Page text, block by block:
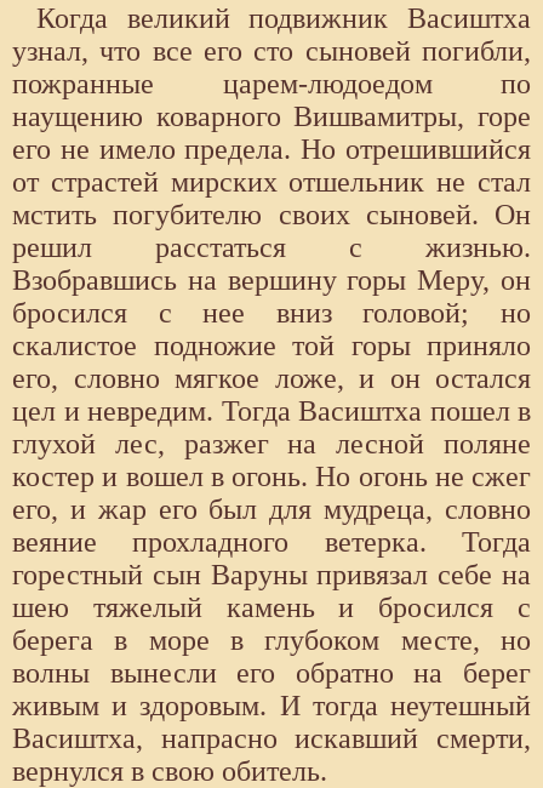
Когда великий подвижник Васиштха
узнал, что все его сто сыновей погибли,
пожранные царем-людоедом по
наущению коварного Вишвамитры, горе
его не имело предела. Но отрешившийся
от страстей мирских отшельник не стал
мстить погубителю своих сыновей. Он
решил расстаться с жизнью.
Взобравшись на вершину горы Меру, он
бросился с нее вниз головой; но
скалистое подножие той горы приняло
его, словно мягкое ложе, и он остался
цел и невредим. Тогда Васиштха пошел в
глухой лес, разжег на лесной поляне
костер и вошел в огонь. Но огонь не сжег
его, и жар его был для мудреца, словно
веяние прохладного ветерка. Тогда
горестный сын Варуны привязал себе на
шею тяжелый камень и бросился с
берега в море в глубоком месте, но
волны вынесли его обратно на берег
живым и здоровым. И тогда неутешный
Васиштха, напрасно искавший смерти,
вернулся в свою обитель.